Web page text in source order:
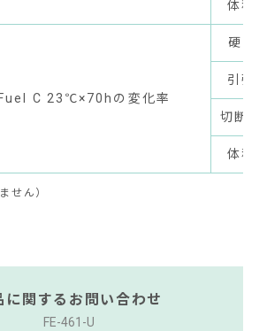
体積
Fuel C 23℃×70hの変化率
硬さ
引張
切断時
体積
せん）
に関するお問い合わせ
FE-461-U